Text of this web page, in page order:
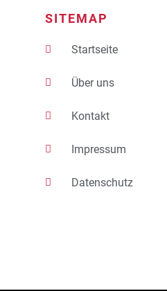
SITEMAP
Startseite
Über uns
Kontakt
Impressum
Datenschutz